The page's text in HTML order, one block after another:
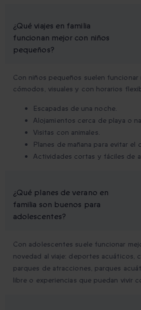
¿Qué viajes en familia
funcionan mejor con niños
pequeños?
Con niños pequeños suelen funcionar
cómodos, visuales y con horarios
Escapadas de una noche.
Alojamientos cerca de playa o
Visitas con animales.
Planes de mañana para evitar el
Actividades cortas y fáciles de
¿Qué planes de verano en
familia son buenos para
adolescentes?
Con adolescentes suele funcionar
novedad al viaje: deportes acuáticos,
parques de atracciones, parques
libre o experiencias que puedan vivir